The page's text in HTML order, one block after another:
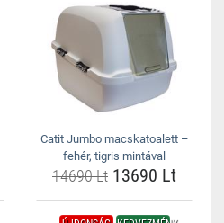
Catit Jumbo macskatoalett –
fehér, tigris mintával
14690 Lt 13690 Lt